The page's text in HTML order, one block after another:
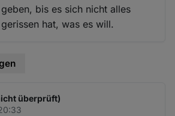
bis es sich nicht alles
hat, was es will.
überprüft)